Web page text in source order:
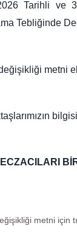
Tarihli ve
Tebliğinde
metni
metni için